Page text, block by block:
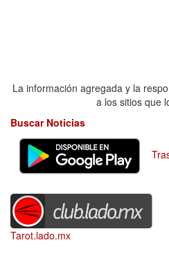
La información agregada y la
a los sitios que
Buscar Noticias
Tarot.lado.mx